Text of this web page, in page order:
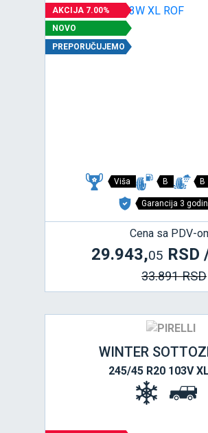
AKCIJA 7.00%
NOVO
PREPORUČUJEMO
Viša B B
Garancija 3
Cena sa PDV-
29.943,05 RSD
33.891 RSD
WINTER
245/45 R20 103V